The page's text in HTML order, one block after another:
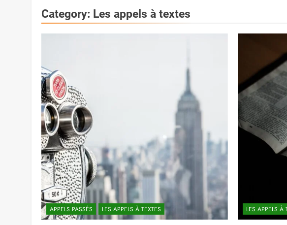
Category: Les appels à textes
APPELS PASSÉS LES APPELS À TEXTES LES APPELS À